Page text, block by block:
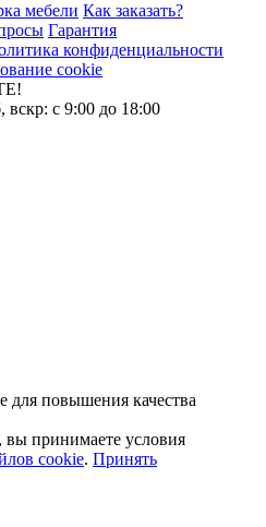
мебели Как заказать?
Гарантия
конфиденциальности
cookie
вскр: с 9:00 до 18:00
повышения качества
принимаете условия
cookie. Принять